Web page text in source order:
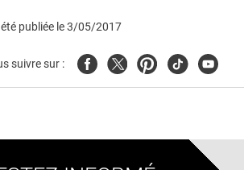
publiée le3/05/2017
suivre sur : FacebookTwitterPinterest
TiktokYoutube